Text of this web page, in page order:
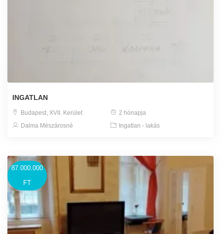
INGATLAN
Budapest, XVII. Kerület
2 hónapja
Dalma Mészárosné
Ingatlan - lakás
87.000.000
FT